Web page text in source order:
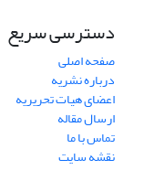
دسترسی سریع
صفحه اصلی
درباره نشریه
اعضای هیات تحریریه
ارسال مقاله
تماس با ما
نقشه سایت